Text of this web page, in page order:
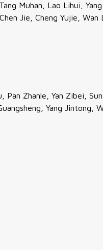
Muhan, Lao Lihui,
Jie, Cheng Yujie,
Pan Zhanle, Yan Zibei,
Yang Jintong,